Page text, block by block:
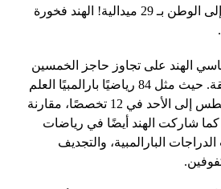
قصارى جهدهم والعودة إلى الوطن بـ 29 ميدالية! الهند فخورة
الهند على تجاوز حاجز الخمسين
ميدالية في تاريخ المسابقة. حيث مثل 84 رياضيًا بارالمبيًا العلم
ثلاثي الألوان من 28 أغسطس إلى الأحد في 12 تخصصًا، مقارنة
في طوكيو 2020. كما شاركت الهند أيضًا في رياضات
البارالمبية، والتجديف